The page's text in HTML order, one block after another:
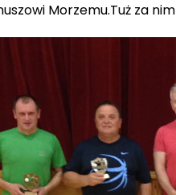
Morzemu.Tuż za